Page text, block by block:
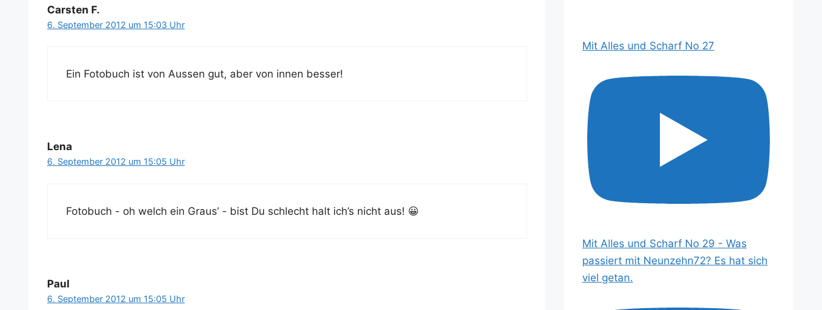
Carsten F.
6. September 2012 um 15:03 Uhr
Ein Foto­buch ist von Aus­sen gut, aber von innen besser!
Lena
6. September 2012 um 15:05 Uhr
Foto­buch - oh welch ein Graus’ - bist Du schlecht halt ich’s nicht aus! 😀
Paul
6. September 2012 um 15:05 Uhr
Mit Alles und Scharf No 27
Mit Alles und Scharf No 29 - Was
passiert mit Neunzehn72? Es hat sich
viel getan.